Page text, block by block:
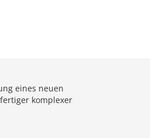
eines neuen
komplexer